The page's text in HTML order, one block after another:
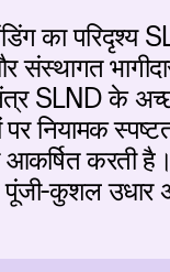
का
संस्थागत
SLND के
नियामक
करती है।
पूंजी-कुशल उधार